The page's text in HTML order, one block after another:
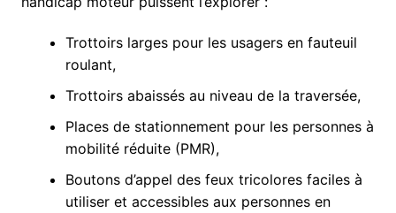
Trottoirs larges pour les usagers en fauteuil
roulant,
Trottoirs abaissés au niveau de la traversée,
Places de stationnement pour les personnes à
mobilité réduite(PMR),
Boutons d’appel des feux tricolores faciles à
utiliser et accessibles aux personnes en